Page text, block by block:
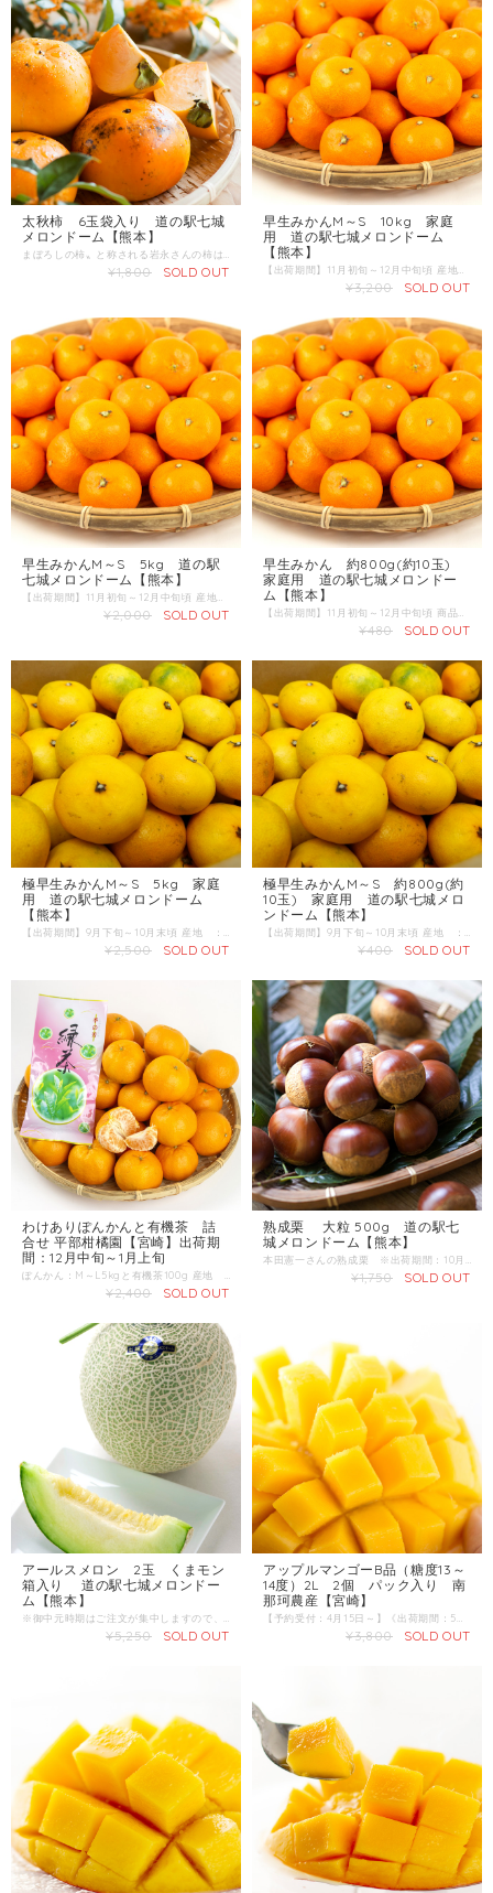
太秋柿 6玉袋入り 道の駅七城
メロンドーム【熊本】
¥1,800 SOLD OUT
早生みかんM～S 10kg 家庭
用 道の駅七城メロンドーム
【熊本】
¥3,200 SOLD OUT
早生みかんM～S 5kg 道の駅
七城メロンドーム【熊本】
¥2,000 SOLD OUT
早生みかん 約800g(約10玉)
家庭用 道の駅七城メロンドー
ム【熊本】
¥480 SOLD OUT
極早生みかんM～S 5kg 家庭
用 道の駅七城メロンドーム
【熊本】
¥2,500 SOLD OUT
極早生みかんM～S 約800g(約
10玉) 家庭用 道の駅七城メロ
ンドーム【熊本】
¥400 SOLD OUT
わけありぽんかんと有機茶 詰
合せ 平部柑橘園【宮崎】出荷期
間：12月中旬～1月上旬
¥2,400 SOLD OUT
熟成栗 大粒 500g 道の駅七
城メロンドーム【熊本】
¥1,750 SOLD OUT
アールスメロン 2玉 くまモン
箱入り 道の駅七城メロンドー
ム【熊本】
¥5,250 SOLD OUT
アップルマンゴーB品（糖度13～
14度）2L 2個 パック入り 南
那珂農産【宮崎】
¥3,800 SOLD OUT